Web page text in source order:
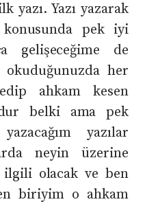
yazı. Yazı yazarak
pek iyi
gelişeceğime de
okuduğunuzda her
ahkam kesen
belki ama pek
yazılar
neyin üzerine
ilgili olacak ve ben
biriyim o ahkam